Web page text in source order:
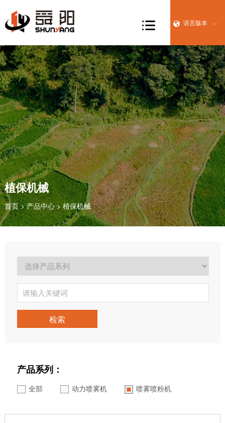
 语言版本 

植保机械
首页>产品中心> 植保机械
检索
产品系列：
全部 动力喷雾机 喷雾喷粉机